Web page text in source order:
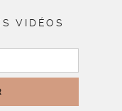
VIDÉOS
: